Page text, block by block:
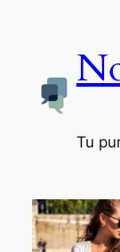
Tu